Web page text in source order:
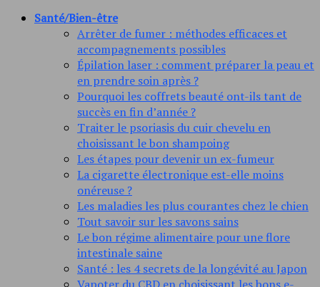
Santé/Bien-être
Arrêter de fumer : méthodes efficaces et
accompagnements possibles
Épilation laser : comment préparer la peau et
en prendre soin après ?
Pourquoi les coffrets beauté ont-ils tant de
succès en fin d’année ?
Traiter le psoriasis du cuir chevelu en
choisissant le bon shampoing
Les étapes pour devenir un ex-fumeur
La cigarette électronique est-elle moins
onéreuse ?
Les maladies les plus courantes chez le chien
Tout savoir sur les savons sains
Le bon régime alimentaire pour une flore
intestinale saine
Santé : les 4 secrets de la longévité au Japon